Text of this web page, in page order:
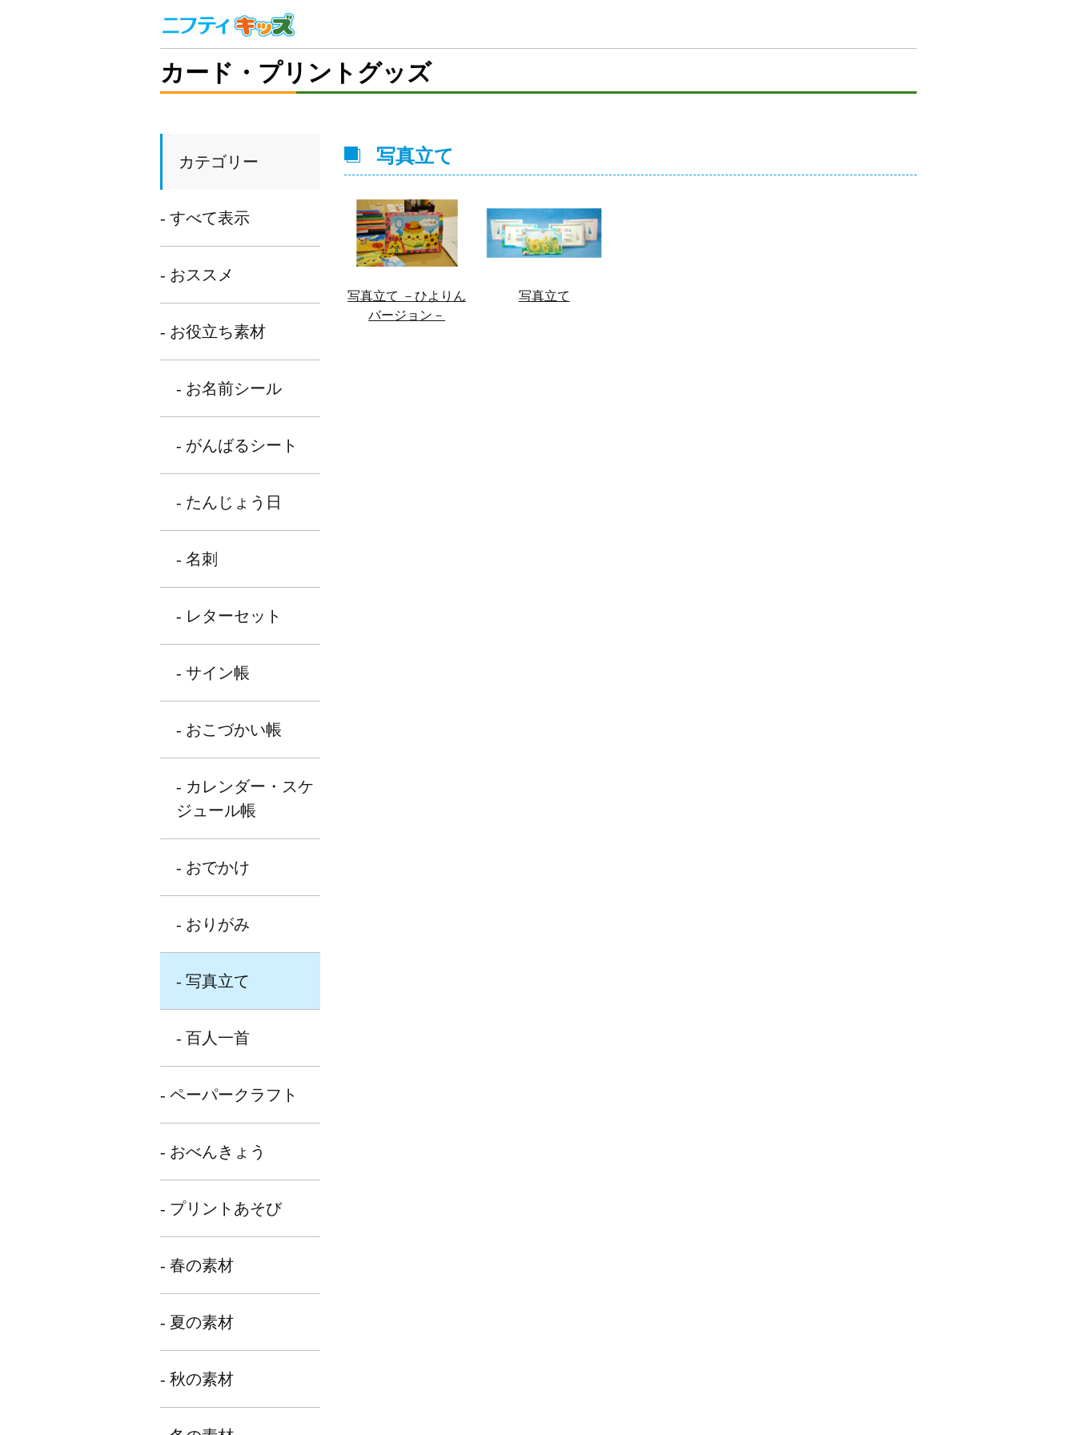
カード・プリントグッズ
カテゴリー
- すべて表示
- おススメ
- お役立ち素材
- お名前シール
- がんばるシート
- たんじょう日
- 名刺
- レターセット
- サイン帳
- おこづかい帳
- カレンダー・スケ
ジュール帳
- おでかけ
- おりがみ
- 写真立て
- 百人一首
- ペーパークラフト
- おべんきょう
- プリントあそび
- 春の素材
- 夏の素材
- 秋の素材
写真立て
写真立て －ひよりん
バージョン－
写真立て